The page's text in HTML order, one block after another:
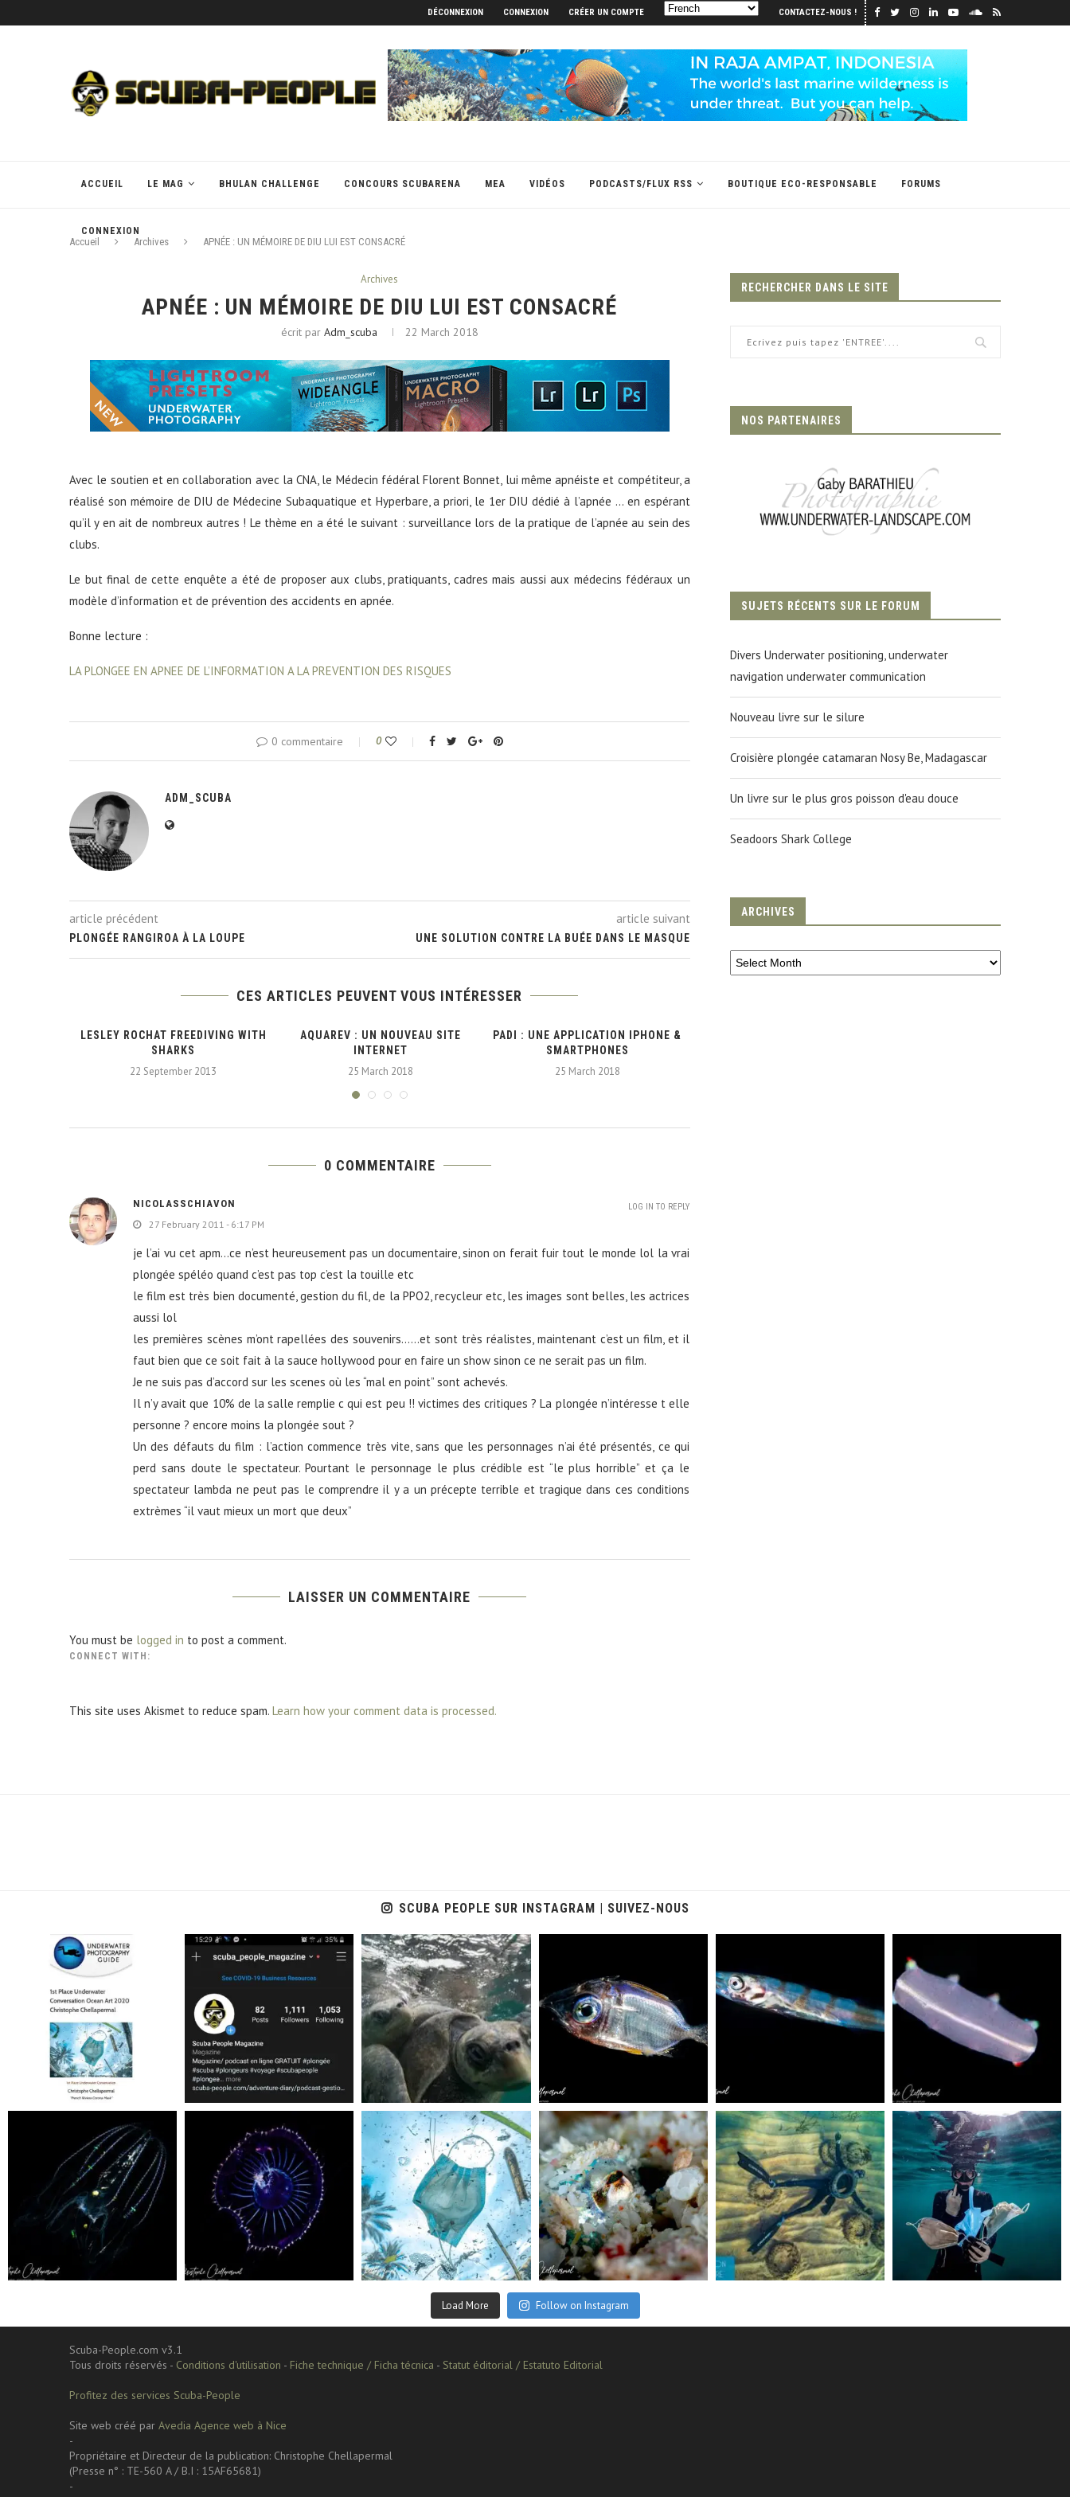
DÉCONNEXION CONNEXION CRÉER UN COMPTE CONTACTEZ-NOUS !
ACCUEIL LE MAG BHULAN CHALLENGE CONCOURS SCUBARENA MEA VIDÉOS PODCASTS/FLUX RSS BOUTIQUE ECO-RESPONSABLE FORUMS
CONNEXION
Accueil Archives APNÉE : UN MÉMOIRE DE DIU LUI EST CONSACRÉ
Archives
APNÉE : UN MÉMOIRE DE DIU LUI EST CONSACRÉ
écrit par Adm_scuba 22 March 2018
Avec le soutien et en collaboration avec la CNA, le Médecin fédéral Florent Bonnet, lui même apnéiste et compétiteur, a
réalisé son mémoire de DIU de Médecine Subaquatique et Hyperbare, a priori, le 1er DIU dédié à l’apnée … en espérant
qu’il y en ait de nombreux autres ! Le thème en a été le suivant : surveillance lors de la pratique de l’apnée au sein des
clubs.
Le but final de cette enquête a été de proposer aux clubs, pratiquants, cadres mais aussi aux médecins fédéraux un
modèle d’information et de prévention des accidents en apnée.
Bonne lecture :
LA PLONGEE EN APNEE DE L’INFORMATION A LA PREVENTION DES RISQUES
0 commentaire 0
ADM_SCUBA
article précédent
PLONGÉE RANGIROA À LA LOUPE
article suivant
UNE SOLUTION CONTRE LA BUÉE DANS LE MASQUE
CES ARTICLES PEUVENT VOUS INTÉRESSER
LESLEY ROCHAT FREEDIVING WITH
SHARKS
22 September 2013
AQUAREV : UN NOUVEAU SITE
INTERNET
25 March 2018
PADI : UNE APPLICATION IPHONE &
SMARTPHONES
25 March 2018
0 COMMENTAIRE
NICOLASSCHIAVON
27 February 2011 - 6:17 PM
je l’ai vu cet apm…ce n’est heureusement pas un documentaire, sinon on ferait fuir tout le monde lol la vrai
plongée spéléo quand c’est pas top c’est la touille etc
le film est très bien documenté, gestion du fil, de la PPO2, recycleur etc, les images sont belles, les actrices
aussi lol
les premières scènes m’ont rapellées des souvenirs……et sont très réalistes, maintenant c’est un film, et il
faut bien que ce soit fait à la sauce hollywood pour en faire un show sinon ce ne serait pas un film.
Je ne suis pas d’accord sur les scenes où les “mal en point” sont achevés.
Il n’y avait que 10% de la salle remplie c qui est peu !! victimes des critiques ? La plongée n’intéresse t elle
personne ? encore moins la plongée sout ?
Un des défauts du film : l’action commence très vite, sans que les personnages n’ai été présentés, ce qui
perd sans doute le spectateur. Pourtant le personnage le plus crédible est “le plus horrible” et ça le
spectateur lambda ne peut pas le comprendre il y a un précepte terrible et tragique dans ces conditions
extrèmes “il vaut mieux un mort que deux”
LOG IN TO REPLY
LAISSER UN COMMENTAIRE
You must be logged in to post a comment.
CONNECT WITH:
This site uses Akismet to reduce spam. Learn how your comment data is processed.
RECHERCHER DANS LE SITE
NOS PARTENAIRES
SUJETS RÉCENTS SUR LE FORUM
Divers Underwater positioning, underwater
navigation underwater communication
Nouveau livre sur le silure
Croisière plongée catamaran Nosy Be, Madagascar
Un livre sur le plus gros poisson d'eau douce
Seadoors Shark College
ARCHIVES
SCUBA PEOPLE SUR INSTAGRAM | SUIVEZ-NOUS
scuba_people_magazine
Jan 17
scuba_people_magazine
Nov 5
scuba_people_magazine
Nov 5
Sep 24
scuba_people_magazine scuba_people_magazine
Sep 2
scuba_people_magazine
Aug 14
scuba_people_magazine
Jun 15
scuba_people_magazine
May 31
Load More Follow on Instagram
Scuba-People.com v3.1
Tous droits réservés - Conditions d'utilisation - Fiche technique / Ficha técnica - Statut éditorial / Estatuto Editorial
Profitez des services Scuba-People
Site web créé par Avedia Agence web à Nice
-
Propriétaire et Directeur de la publication: Christophe Chellapermal
(Presse n° : TE-560 A / B.I : 15AF65681)
-